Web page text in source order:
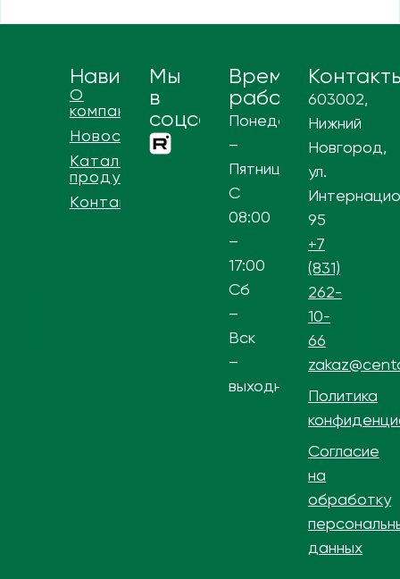
Навигация
О
компании
Новости
Каталог
продукции
Контакты
Мы
в
соцсетях
Время
работы
Понедельник
–
Пятница
С
08:00
–
17:00
Сб
–
Вск
–
выходной
603002,
Нижний
Новгород,
ул.
95
+7
(831)
262-
10-
66
Политика
Согласие
на
обработку
данных